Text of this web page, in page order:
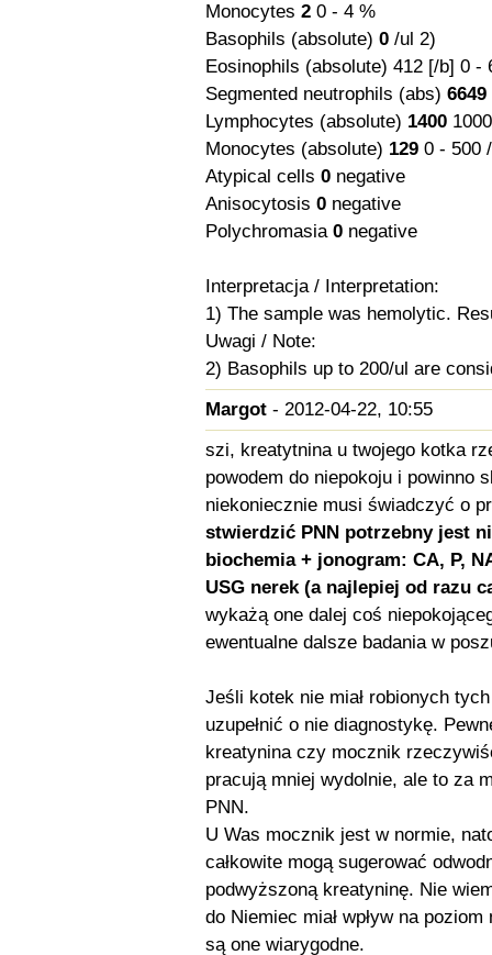
Monocytes 2 0 - 4 %
Basophils (absolute) 0 /ul 2)
Eosinophils (absolute) 412 [/b] 0 -
Segmented neutrophils (abs) 6649
Lymphocytes (absolute) 1400
Monocytes (absolute) 129 0 - 500
Atypical cells 0negative
Anisocytosis 0 negative
Polychromasia 0negative
Interpretacja / Interpretation:
1) The sample was hemolytic.
Uwagi / Note:
2) Basophils up to 200/ul are
Margot- 2012-04-22, 10:55
szi, kreatytnina u twojego kotka
powodem do niepokoju i powinno
niekoniecznie musi świadczyć o
stwierdzić PNN potrzebny jest
biochemia + jonogram: CA, P,
USG nerek (a najlepiej od razu
wykażą one dalej coś
ewentualne dalsze badania w
Jeśli kotek nie miał robionych
uzupełnić o nie diagnostykę.
kreatynina czy mocznik
pracują mniej wydolnie, ale to za
PNN.
U Was mocznik jest w normie,
całkowite mogą sugerować
podwyższoną kreatyninę. Nie
do Niemiec miał wpływ na
są one wiarygodne.